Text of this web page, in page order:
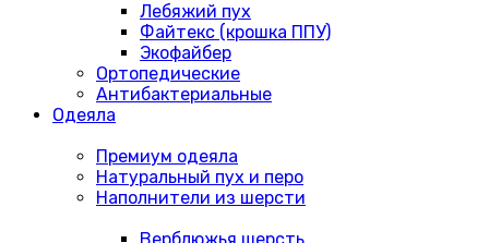
Лебяжий пух
Файтекс (крошка ППУ)
Экофайбер
Ортопедические
Антибактериальные
Одеяла
Премиум одеяла
Натуральный пух и перо
Наполнители из шерсти